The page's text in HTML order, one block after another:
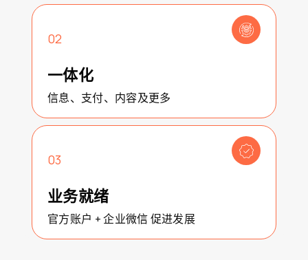
02
一体化
信息、支付、内容及更多
03
业务就绪
官方账户 + 企业微信 促进发展